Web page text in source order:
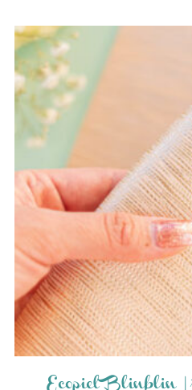
Ecopiel Blinblin